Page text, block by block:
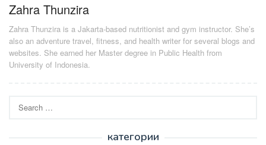
Zahra Thunzira
Zahra Thunzira is a Jakarta-based nutritionist and gym instructor. She’s
also an adventure travel, fitness, and health writer for several blogs and
websites. She earned her Master degree in Public Health from
University of Indonesia.
for:
категории